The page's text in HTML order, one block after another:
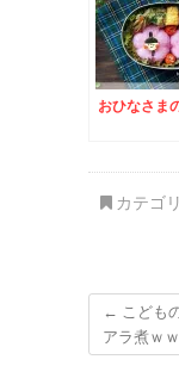
おひなさま
カテゴ
← こども
アラ煮ｗｗ